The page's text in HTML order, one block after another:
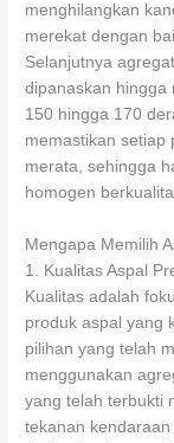
menghilangkan
merekat dengan
Selanjutnya
dipanaskan hingga
150 hingga 170
memastikan setiap
merata, sehingga
homogen
Mengapa Memilih
1. Kualitas Aspal
Kualitas adalah
produk aspal yang
pilihan yang telah
menggunakan
yang telah terbukti
tekanan